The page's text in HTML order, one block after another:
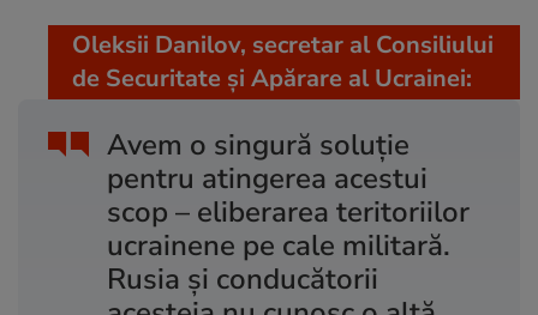
Avem o singură soluție
pentru atingerea acestui
scop – eliberarea teritoriilor
ucrainene pe cale militară.
Rusia și conducătorii
Oleksii Danilov, secretar al Consiliului
de Securitate și Apărare al Ucrainei: